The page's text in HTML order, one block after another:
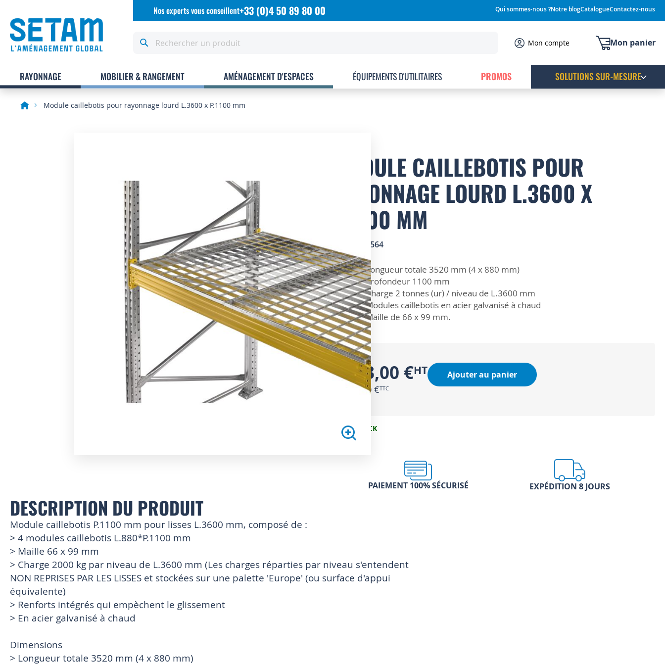
Allez
Qui sommes-nous ?Notre blogCatalogueContactez-nous
Nos experts vous conseillent+33 (0)4 50 89 80 00
Mon panier
Mon compte
RAYONNAGE MOBILIER & RANGEMENT AMÉNAGEMENT D'ESPACES ÉQUIPEMENTS D'UTILITAIRES PROMOS SOLUTIONS SUR-MESURE
Module caillebotis pour rayonnage lourd L.3600 x P.1100 mm
of
images
gallery
MODULE CAILLEBOTIS POUR
RAYONNAGE LOURD L.3600 X
P.1100 MM
5650564
ZOOM SURLongueur totale 3520 mm (4 x 880 mm)
Profondeur 1100 mm
Charge 2 tonnes (ur) / niveau de L.3600 mm
Modules caillebotis en acier galvanisé à chaud
Maille de 66 x 99 mm.
283,00 €
339,60 €
Ajouter au panier
EN STOCK
PAIEMENT 100% SÉCURISÉ EXPÉDITION 8 JOURS
DESCRIPTION DU PRODUIT
Module caillebotis P.1100 mm pour lisses L.3600 mm, composé de :
> 4 modules caillebotis L.880*P.1100 mm
> Maille 66 x 99 mm
> Charge 2000 kg par niveau de L.3600 mm (Les charges réparties par niveau s'entendent
NON REPRISES PAR LES LISSES et stockées sur une palette 'Europe' (ou surface d'appui
équivalente)
> Renforts intégrés qui empèchent le glissement
> En acier galvanisé à chaud
Dimensions
> Longueur totale 3520 mm (4 x 880 mm)